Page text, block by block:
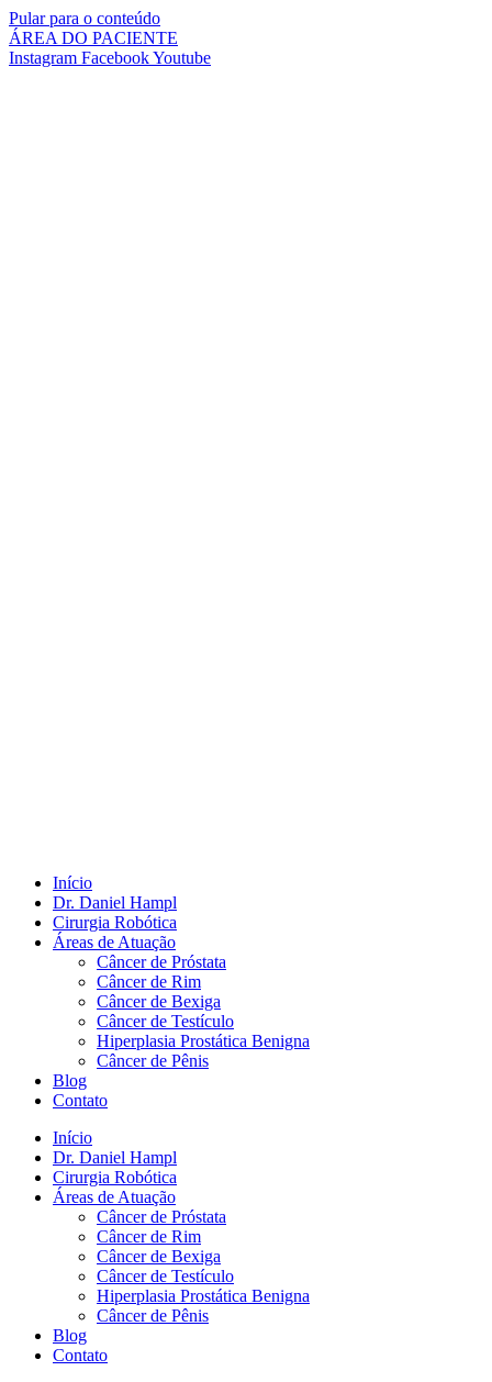
Pular para o conteúdo
ÁREA DO PACIENTE
Instagram FacebookYoutube
Início
Dr. Daniel Hampl
Cirurgia Robótica
Áreas de Atuação
Câncer de Próstata
Câncer de Rim
Câncer de Bexiga
Câncer de Testículo
Hiperplasia Prostática Benigna
Câncer de Pênis
Blog
Contato
Início
Dr. Daniel Hampl
Cirurgia Robótica
Áreas de Atuação
Câncer de Próstata
Câncer de Rim
Câncer de Bexiga
Câncer de Testículo
Hiperplasia Prostática Benigna
Câncer de Pênis
Blog
Contato